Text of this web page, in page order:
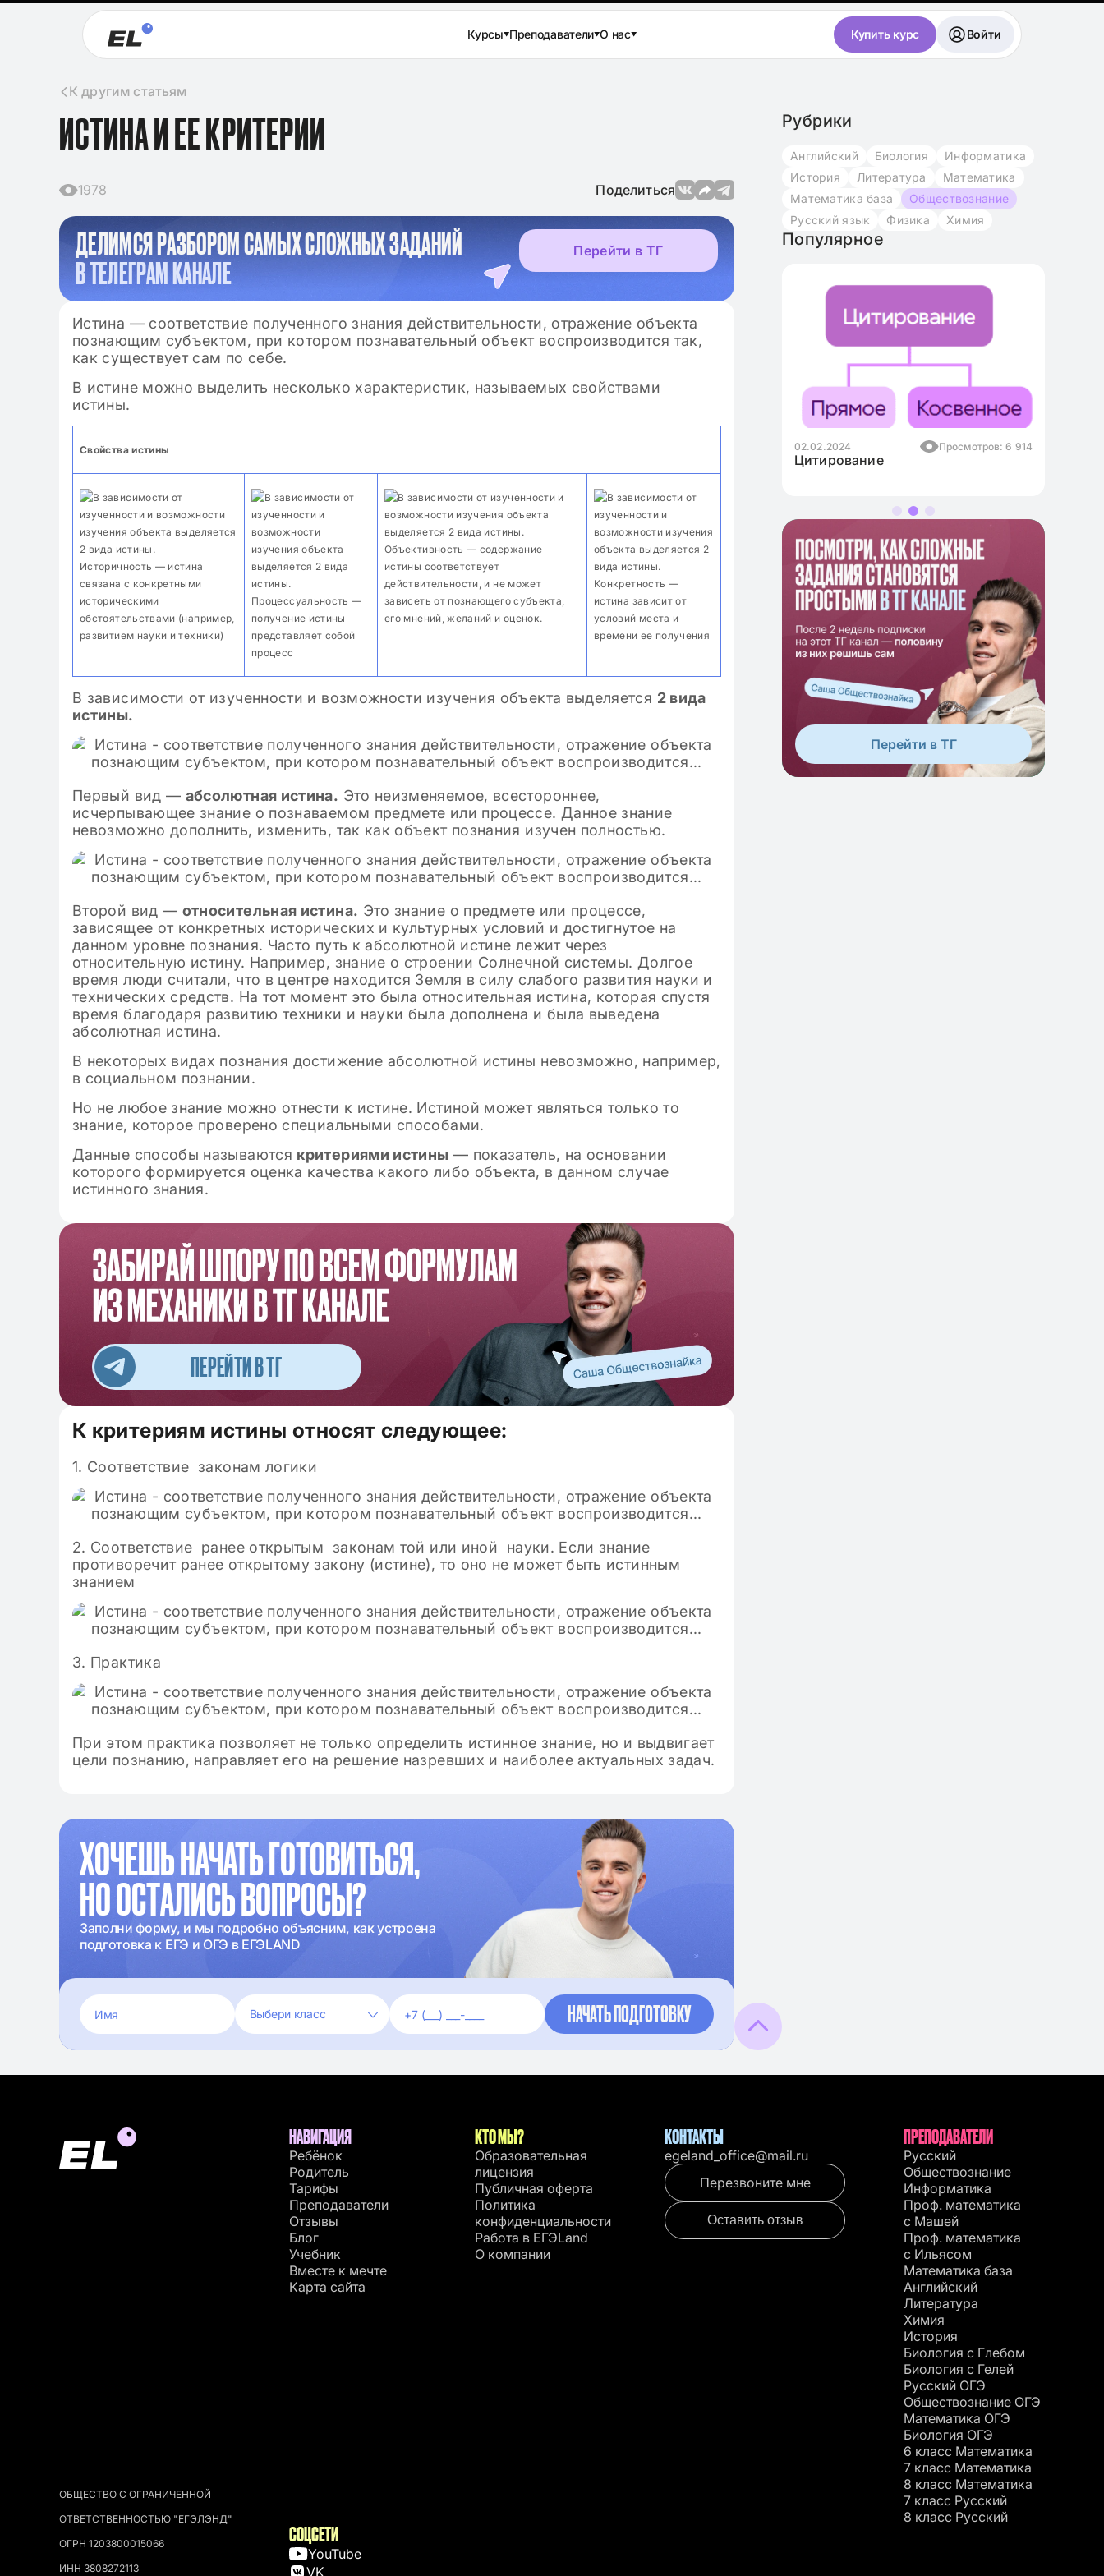
Курсы Преподаватели О нас Купить курс Войти
К другим статьям
ИСТИНА И ЕЕ КРИТЕРИИ
1978 Поделиться
ДЕЛИМСЯ РАЗБОРОМ САМЫХ СЛОЖНЫХ ЗАДАНИЙ
В ТЕЛЕГРАМ КАНАЛЕ
Перейти в ТГ
Истина — соответствие полученного знания действительности, отражение объекта
познающим субъектом, при котором познавательный объект воспроизводится так,
как существует сам по себе.
В истине можно выделить несколько характеристик, называемых свойствами
истины.
Свойства истины
Историчность — истина
связана с конкретными
историческими
обстоятельствами (например,
развитием науки и техники)
Процессуальность —
получение истины
представляет собой
процесс
Объективность — содержание
истины соответствует
действительности, и не может
зависеть от познающего субъекта,
его мнений, желаний и оценок.
Конкретность —
истина зависит от
условий места и
времени ее получения
В зависимости от изученности и возможности изучения объекта выделяется 2 вида
истины.
Первый вид — абсолютная истина. Это неизменяемое, всестороннее,
исчерпывающее знание о познаваемом предмете или процессе. Данное знание
невозможно дополнить, изменить, так как объект познания изучен полностью.
Второй вид — относительная истина. Это знание о предмете или процессе,
зависящее от конкретных исторических и культурных условий и достигнутое на
данном уровне познания. Часто путь к абсолютной истине лежит через
относительную истину. Например, знание о строении Солнечной системы. Долгое
время люди считали, что в центре находится Земля в силу слабого развития науки и
технических средств. На тот момент это была относительная истина, которая спустя
время благодаря развитию техники и науки была дополнена и была выведена
абсолютная истина.
В некоторых видах познания достижение абсолютной истины невозможно, например,
в социальном познании.
Но не любое знание можно отнести к истине. Истиной может являться только то
знание, которое проверено специальными способами.
Данные способы называются критериями истины — показатель, на основании
которого формируется оценка качества какого либо объекта, в данном случае
истинного знания.
ПЕРЕЙТИ В ТГ
К критериям истины относят следующее:
1. Соответствие законам логики
2. Соответствие ранее открытым законам той или иной науки. Если знание
противоречит ранее открытому закону (истине), то оно не может быть истинным
знанием
3. Практика
При этом практика позволяет не только определить истинное знание, но и выдвигает
цели познанию, направляет его на решение назревших и наиболее актуальных задач.
ХОЧЕШЬ НАЧАТЬ ГОТОВИТЬСЯ,
НО ОСТАЛИСЬ ВОПРОСЫ?
Заполни форму, и мы подробно объясним, как устроена
подготовка к ЕГЭ и ОГЭ в ЕГЭLAND
Рубрики
Английский Биология
Информатика
История
Литература
Математика
Математика база
Обществознание
Русский язык
Физика Химия
Популярное
«лишний» человек
Просмотров: 6 914 02.02.2024 Просмотров: 6 668
Понятие общества. Общество как
Перейти в ТГ
ОБЩЕСТВО С ОГРАНИЧЕННОЙ
ОТВЕТСТВЕННОСТЬЮ "ЕГЭЛЭНД"
ОГРН 1203800015066
ИНН 3808272113
НАВИГАЦИЯ
Ребёнок
Родитель
Тарифы
Преподаватели
Отзывы
Блог
Учебник
Вместе к мечте
Карта сайта
КТО МЫ?
Образовательная
лицензия
Публичная оферта
Политика
конфиденциальности
Работа в EГЭLand
О компании
КОНТАКТЫ
egeland_office@mail.ru
Перезвоните мне
Оставить отзыв
ПРЕПОДАВАТЕЛИ
Русский
Обществознание
Информатика
Проф. математика
с Машей
Проф. математика
c Ильясом
Математика база
Английский
Литература
Химия
История
Биология с Глебом
Биология с Гелей
Русский ОГЭ
Обществознание ОГЭ
Математика ОГЭ
Биология ОГЭ
6 класс Математика
7 класс Математика
8 класс Математика
7 класс Русский
8 класс Русский
СОЦСЕТИ
YouTube
VK